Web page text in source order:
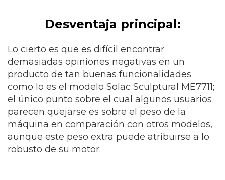
Desventaja principal:
Lo cierto es que es difícil encontrar
demasiadas opiniones negativas en un
producto de tan buenas funcionalidades
como lo es el modelo Solac Sculptural ME7711;
el único punto sobre el cual algunos usuarios
parecen quejarse es sobre el peso de la
máquina en comparación con otros modelos,
aunque este peso extra puede atribuirse a lo
robusto de su motor.